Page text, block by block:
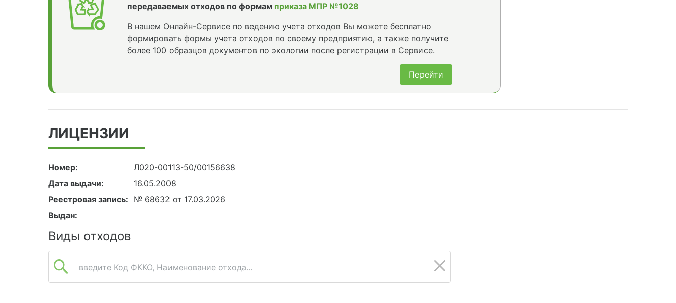
передаваемых отходов по формам приказа МПР №1028
В нашем Онлайн-Сервисе по ведению учета отходов Вы можете бесплатно
формировать формы учета отходов по своему предприятию, а также получите
более 100 образцов документов по экологии после регистрации в Сервисе.
Перейти
ЛИЦЕНЗИИ
Номер:
Л020-00113-50/00156638
Дата выдачи:
16.05.2008
Реестровая запись:
№ 68632 от 17.03.2026
Выдан:
Виды отходов
введите Код ФККО, Наименование отхода...